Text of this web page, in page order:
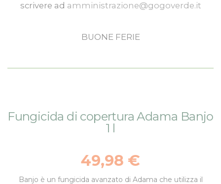
scrivere ad amministrazione@gogoverde.it
BUONE FERIE
alla
all'inizio
Fungicida di copertura Adama Banjo
1 l
49,98 €
Banjo è un fungicida avanzato di Adama che utilizza il